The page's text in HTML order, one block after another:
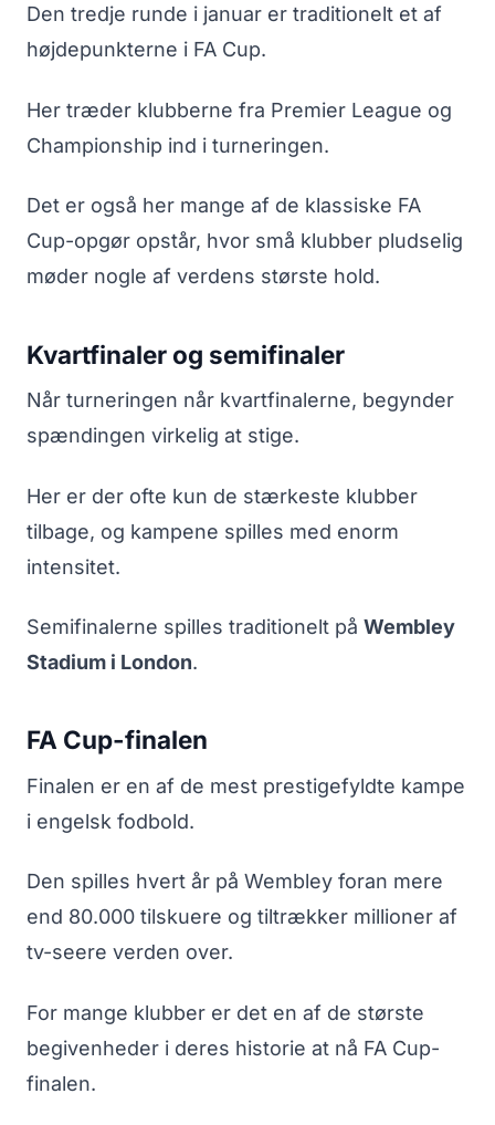
Den tredje runde i januar er traditionelt et af
højdepunkterne i FA Cup.
Her træder klubberne fra Premier League og
Championship ind i turneringen.
Det er også her mange af de klassiske FA
Cup-opgør opstår, hvor små klubber pludselig
møder nogle af verdens største hold.
Kvartfinaler og semifinaler
Når turneringen når kvartfinalerne, begynder
spændingen virkelig at stige.
Her er der ofte kun de stærkeste klubber
tilbage, og kampene spilles med enorm
intensitet.
Semifinalerne spilles traditionelt på Wembley
Stadium i London.
FA Cup-finalen
Finalen er en af de mest prestigefyldte kampe
i engelsk fodbold.
Den spilles hvert år på Wembley foran mere
end 80.000 tilskuere og tiltrækker millioner af
tv-seere verden over.
For mange klubber er det en af de største
begivenheder i deres historie at nå FA Cup-
finalen.